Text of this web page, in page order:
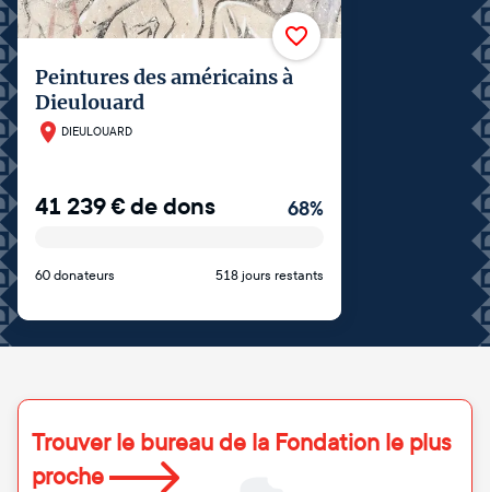
Peintures des américains à
Dieulouard
DIEULOUARD
41 239€de dons 68%
60 donateurs 518 jours restants
Trouver le bureau de la Fondation le plus
proche